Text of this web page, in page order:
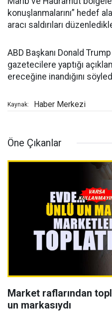
konuşlanmalarını” hedef
aracı saldırıları
ABD Başkanı Donald
gazetecilere yaptığı
ereceğine inandığını
Kaynak: Haber Merkezi
Öne Çıkanlar
Market raflarından
un markasıydı